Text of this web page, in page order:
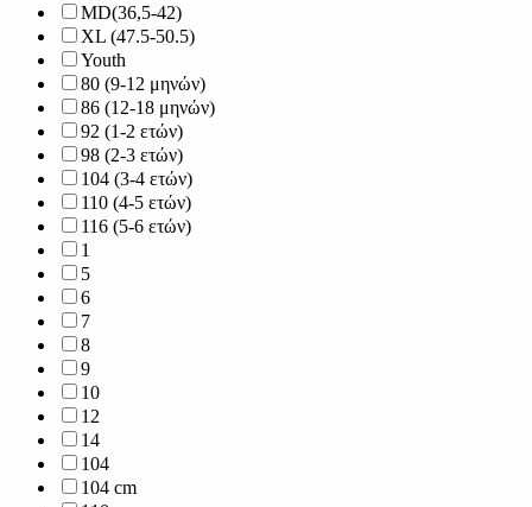
MD(36,5-42)
XL (47.5-50.5)
Youth
80 (9-12 μηνών)
86 (12-18 μηνών)
92 (1-2 ετών)
98 (2-3 ετών)
104 (3-4 ετών)
110 (4-5 ετών)
116 (5-6 ετών)
1
5
6
7
8
9
10
12
14
104
104 cm